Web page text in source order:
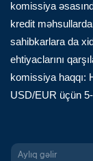
komissiya
kredit
sahibkarlara da
ehtiyaclarını
komissiya haqqı:
USD/EUR üçün
Aylıq gəlir